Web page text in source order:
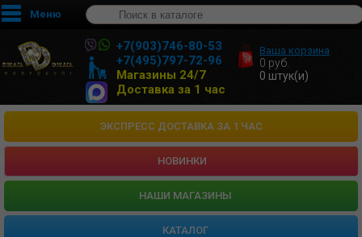
Меню
+7(903)746-80-53
+7(495)797-72-96
Магазины 24/7
Доставка за 1 час
Ваша корзина
0 руб.
0 штук(и)
ЭКСПРЕСС ДОСТАВКА ЗА 1 ЧАС
НОВИНКИ
HАШИ МАГАЗИНЫ
КАТАЛОГ